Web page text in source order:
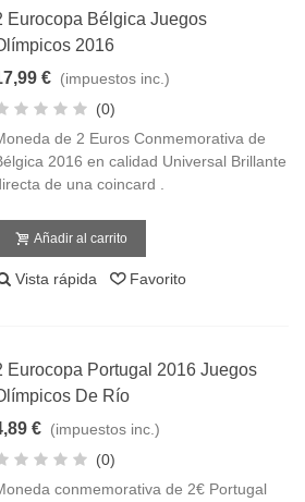
Eurocopa Bélgica Juegos
2016
€ (impuestos inc.)
(0)
de 2 Euros Conmemorativa de
2016 en calidad Universal Brillante
de una coincard .
Añadir al carrito
Vista rápida Favorito
Eurocopa Portugal 2016 Juegos
De Río
€ (impuestos inc.)
(0)
conmemorativa de 2€ Portugal